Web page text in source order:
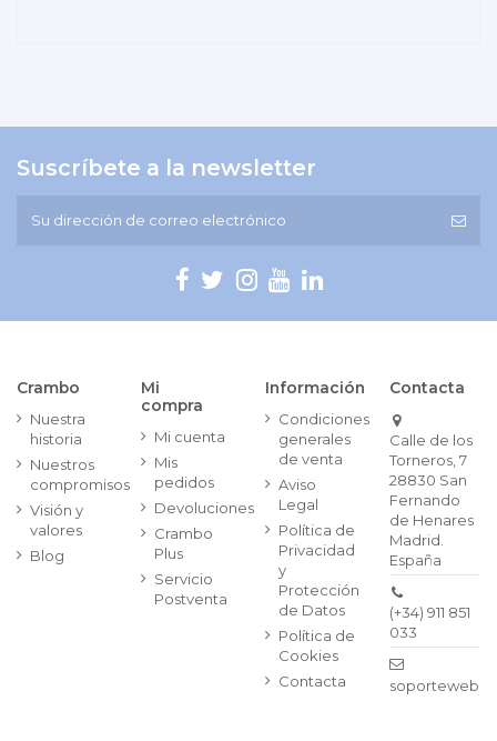
Suscríbete a la newsletter
Crambo
Nuestra
historia
Nuestros
compromisos
Visión y
valores
Blog
Mi
compra
Mi cuenta
Mis
pedidos
Devoluciones
Crambo
Plus
Servicio
Postventa
Información
Condiciones
generales
de venta
Aviso
Legal
Política de
Privacidad
y
Protección
de Datos
Política de
Cookies
Contacta
Contacta
Calle de los
Torneros, 7
28830 San
Fernando
de Henares
Madrid.
España
(+34) 911 851
033